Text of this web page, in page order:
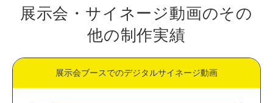
展示会・サイネージ動画のその
他の制作実績
展示会ブースでのデジタルサイネージ動画